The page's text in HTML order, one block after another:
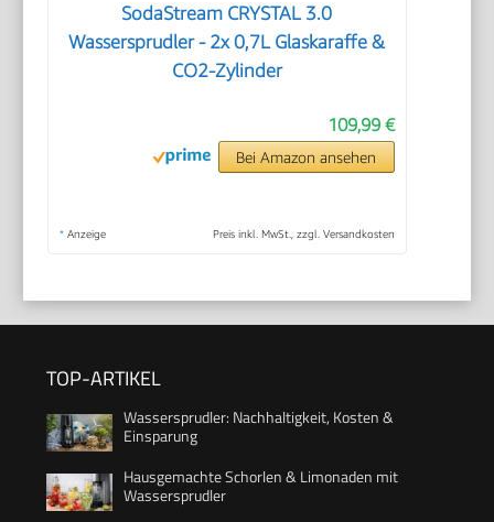
SodaStream CRYSTAL 3.0
Wassersprudler - 2x 0,7L Glaskaraffe &
CO2-Zylinder
109,99 €
Bei Amazon ansehen
* Anzeige Preis inkl. MwSt., zzgl. Versandkosten
TOP-ARTIKEL
Wassersprudler: Nachhaltigkeit, Kosten &
Einsparung
Hausgemachte Schorlen & Limonaden mit
Wassersprudler